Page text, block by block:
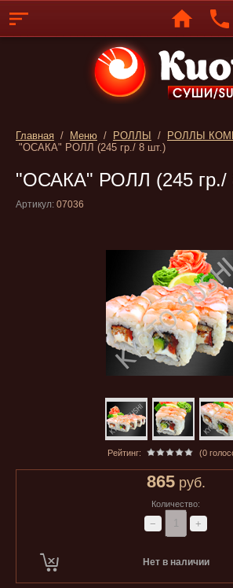
Главная / Меню / РОЛЛЫ / РОЛЛЫ
"ОСАКА" РОЛЛ (245 гр./ 8 шт.)
"ОСАКА" РОЛЛ (245 гр./
Артикул: 07036
Рейтинг: (0
865руб.
Количество:
− +
Нет в наличии